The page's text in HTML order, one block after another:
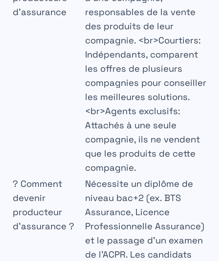
d’assurance
responsables de la vente
des produits de leur
compagnie. <br>Courtiers:
Indépendants, comparent
les offres de plusieurs
compagnies pour conseiller
les meilleures solutions.
<br>Agents exclusifs:
Attachés à une seule
compagnie, ils ne vendent
que les produits de cette
compagnie.
? Comment
devenir
producteur
d’assurance ?
Nécessite un diplôme de
niveau bac+2 (ex. BTS
Assurance, Licence
Professionnelle Assurance)
et le passage d’un examen
de l’ACPR. Les candidats